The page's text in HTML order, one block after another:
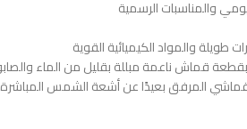
والمناسبات الرسمية
طويلة والمواد الكيميائية القوية
قماش ناعمة مبللة بقليل من الماء
المرفق بعيدًا عن أشعة الشمس المباشرة